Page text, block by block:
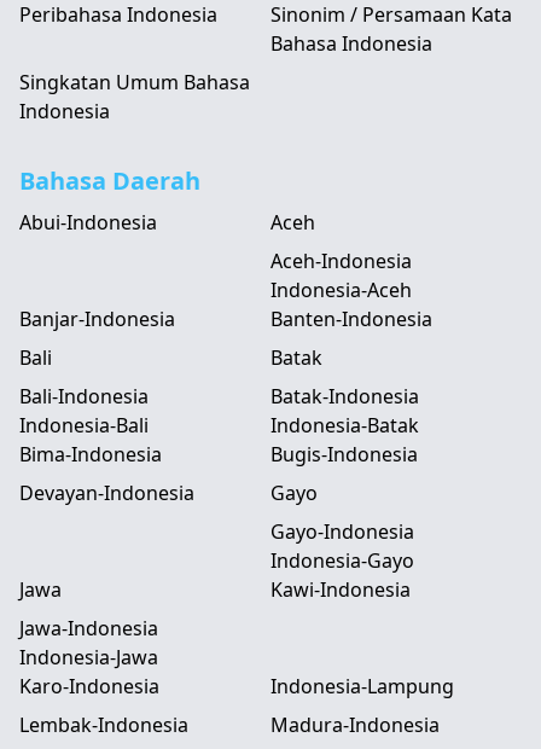
Peribahasa Indonesia
Sinonim / Persamaan Kata
Bahasa Indonesia
Singkatan Umum Bahasa
Indonesia
Bahasa Daerah
Abui-Indonesia
Aceh
Aceh-Indonesia
Indonesia-Aceh
Banjar-Indonesia
Banten-Indonesia
Bali
Bali-Indonesia
Indonesia-Bali
Batak
Batak-Indonesia
Indonesia-Batak
Bima-Indonesia
Bugis-Indonesia
Devayan-Indonesia
Gayo
Gayo-Indonesia
Indonesia-Gayo
Jawa
Jawa-Indonesia
Indonesia-Jawa
Kawi-Indonesia
Karo-Indonesia
Indonesia-Lampung
Lembak-Indonesia
Madura-Indonesia